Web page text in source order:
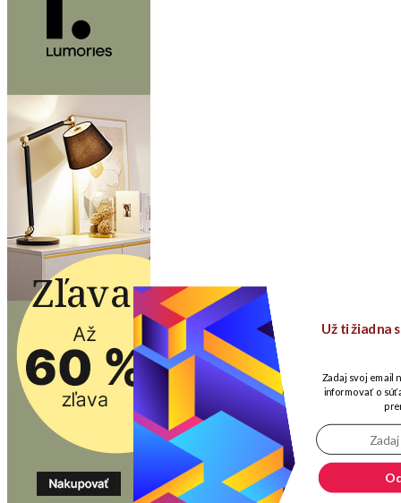
Už ti žiadna
Zadaj svoj email
informovať o